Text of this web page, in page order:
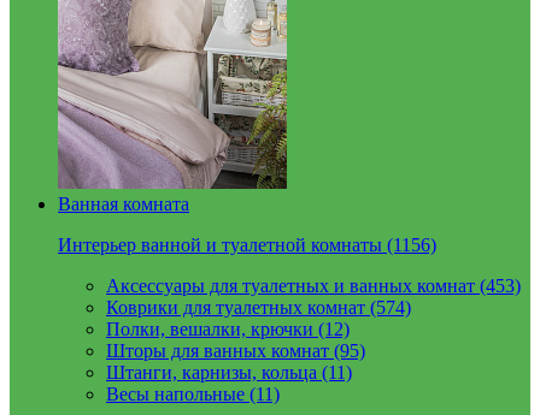
Ванная комната
Интерьер ванной и туалетной комнаты (1156)
Аксессуары для туалетных и ванных комнат (453)
Коврики для туалетных комнат (574)
Полки, вешалки, крючки (12)
Шторы для ванных комнат (95)
Штанги, карнизы, кольца (11)
Весы напольные (11)